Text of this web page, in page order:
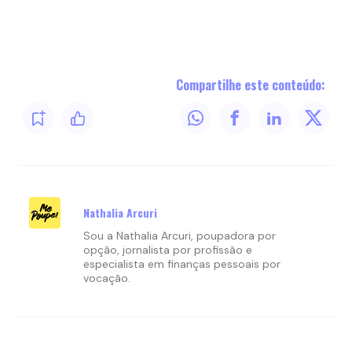
Compartilhe este conteúdo:
Nathalia Arcuri
Sou a Nathalia Arcuri, poupadora por
opção, jornalista por profissão e
especialista em finanças pessoais por
vocação.